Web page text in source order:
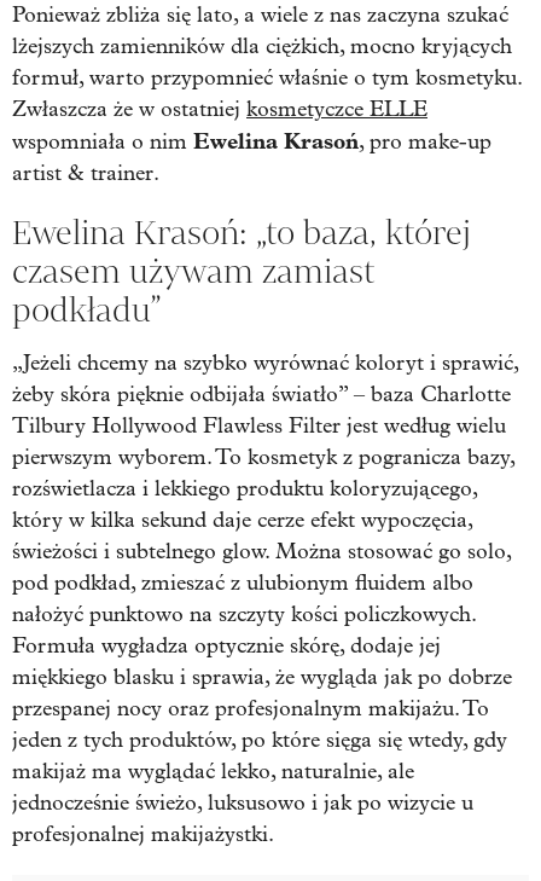
Ponieważ zbliża się lato, a wiele z nas zaczyna szukać
lżejszych zamienników dla ciężkich, mocno kryjących
formuł, warto przypomnieć właśnie o tym kosmetyku.
Zwłaszcza że w ostatniej kosmetyczce ELLE
wspomniała o nim Ewelina Krasoń, pro make-up
artist & trainer.
Ewelina Krasoń: „to baza, której
czasem używam zamiast
podkładu”
„Jeżeli chcemy na szybko wyrównać koloryt i sprawić,
żeby skóra pięknie odbijała światło” – baza Charlotte
Tilbury Hollywood Flawless Filter jest według wielu
pierwszym wyborem. To kosmetyk z pogranicza bazy,
rozświetlacza i lekkiego produktu koloryzującego,
który w kilka sekund daje cerze efekt wypoczęcia,
świeżości i subtelnego glow. Można stosować go solo,
pod podkład, zmieszać z ulubionym fluidem albo
nałożyć punktowo na szczyty kości policzkowych.
Formuła wygładza optycznie skórę, dodaje jej
miękkiego blasku i sprawia, że wygląda jak po dobrze
przespanej nocy oraz profesjonalnym makijażu. To
jeden z tych produktów, po które sięga się wtedy, gdy
makijaż ma wyglądać lekko, naturalnie, ale
jednocześnie świeżo, luksusowo i jak po wizycie u
profesjonalnej makijażystki.